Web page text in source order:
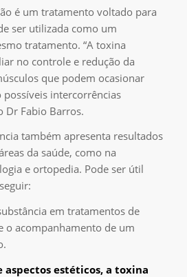
é um tratamento voltado para
ser utilizada como um
tratamento. “A toxina
no controle e redução da
que podem ocasionar
intercorrências
Dr Fabio Barros.
também apresenta resultados
da saúde, como na
e ortopedia. Pode ser útil
em tratamentos de
o acompanhamento de um
aspectos estéticos, a toxina